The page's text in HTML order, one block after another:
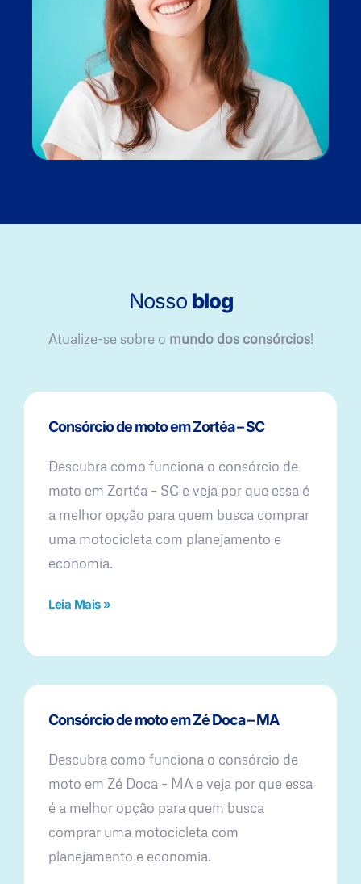
Nosso blog
Atualize-se sobre o mundo dos consórcios!
Consórcio de moto em Zortéa – SC
Descubra como funciona o consórcio de
moto em Zortéa – SC e veja por que essa é
a melhor opção para quem busca comprar
uma motocicleta com planejamento e
economia.
Leia Mais »
Consórcio de moto em Zé Doca – MA
Descubra como funciona o consórcio de
moto em Zé Doca – MA e veja por que essa
é a melhor opção para quem busca
comprar uma motocicleta com
planejamento e economia.